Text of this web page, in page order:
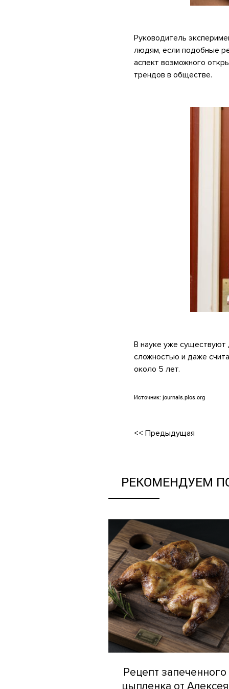
Руководитель
людям, если подобные
аспект возможного
трендов в обществе.
В науке уже существуют
сложностью и даже
около 5 лет.
Источник: journals.plos.org
<< Предыдущая
РЕКОМЕНДУЕМ
Рецепт запеченного
цыпленка от Алексея